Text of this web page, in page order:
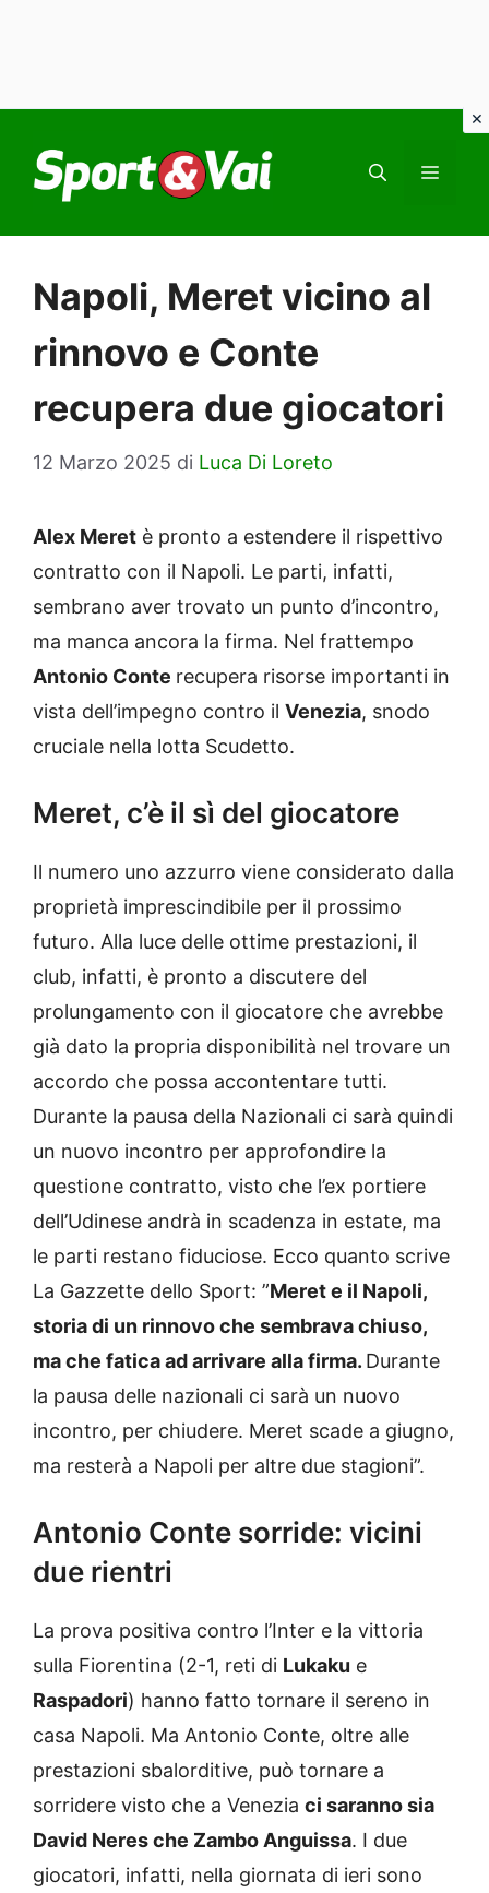
contenuto
Napoli, Meret vicino al
rinnovo e Conte
recupera due giocatori
12 Marzo 2025 di Luca Di Loreto
Alex Meret è pronto a estendere il rispettivo
contratto con il Napoli. Le parti, infatti,
sembrano aver trovato un punto d’incontro,
ma manca ancora la firma. Nel frattempo
Antonio Conte recupera risorse importanti in
vista dell’impegno contro il Venezia, snodo
cruciale nella lotta Scudetto.
Meret, c’è il sì del giocatore
Il numero uno azzurro viene considerato dalla
proprietà imprescindibile per il prossimo
futuro. Alla luce delle ottime prestazioni, il
club, infatti, è pronto a discutere del
prolungamento con il giocatore che avrebbe
già dato la propria disponibilità nel trovare un
accordo che possa accontentare tutti.
Durante la pausa della Nazionali ci sarà quindi
un nuovo incontro per approfondire la
questione contratto, visto che l’ex portiere
dell’Udinese andrà in scadenza in estate, ma
le parti restano fiduciose. Ecco quanto scrive
La Gazzette dello Sport: ”Meret e il Napoli,
storia di un rinnovo che sembrava chiuso,
ma che fatica ad arrivare alla firma. Durante
la pausa delle nazionali ci sarà un nuovo
incontro, per chiudere. Meret scade a giugno,
ma resterà a Napoli per altre due stagioni”.
Antonio Conte sorride: vicini
due rientri
La prova positiva contro l’Inter e la vittoria
sulla Fiorentina (2-1, reti di Lukaku e
Raspadori) hanno fatto tornare il sereno in
casa Napoli. Ma Antonio Conte, oltre alle
prestazioni sbalorditive, può tornare a
sorridere visto che a Venezia ci saranno sia
David Neres che Zambo Anguissa. I due
giocatori, infatti, nella giornata di ieri sono